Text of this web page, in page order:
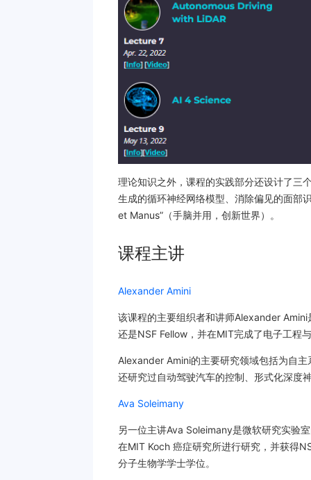
理论知识之外，课程的实践部分还设计了三
生成的循环神经网络模型、消除偏见的面部
et Manus”（手脑并用，创新世界）。
课程主讲
Alexander Amini
该课程的主要组织者和讲师Alexander
还是NSF Fellow，并在MIT完成了电子工程
Alexander Amini的主要研究领域包括为自
还研究过自动驾驶汽车的控制、形式化深度
Ava Soleimany
另一位主讲Ava Soleimany是微软研究实验
在MIT Koch 癌症研究所进行研究，并获得
分子生物学学士学位。